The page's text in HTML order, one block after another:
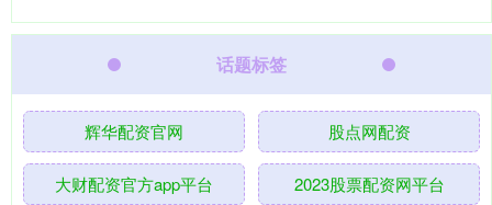
话题标签
辉华配资官网 股点网配资
大财配资官方app平台 2023股票配资网平台